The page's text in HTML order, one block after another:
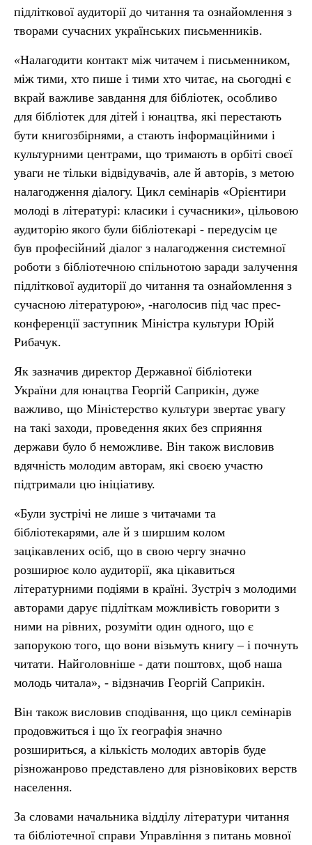
підліткової аудиторії до читання та ознайомлення з
творами сучасних українських письменників.
«Налагодити контакт між читачем і письменником,
між тими, хто пише і тими хто читає, на сьогодні є
вкрай важливе завдання для бібліотек, особливо
для бібліотек для дітей і юнацтва, які перестають
бути книгозбірнями, а стають інформаційними і
культурними центрами, що тримають в орбіті своєї
уваги не тільки відвідувачів, але й авторів, з метою
налагодження діалогу. Цикл семінарів «Орієнтири
молоді в літературі: класики і сучасники», цільовою
аудиторію якого були бібліотекарі - передусім це
був професійний діалог з налагодження системної
роботи з бібліотечною спільнотою заради залучення
підліткової аудиторії до читання та ознайомлення з
сучасною літературою», -наголосив під час прес-
конференції заступник Міністра культури Юрій
Рибачук.
Як зазначив директор Державної бібліотеки
України для юнацтва Георгій Саприкін, дуже
важливо, що Міністерство культури звертає увагу
на такі заходи, проведення яких без сприяння
держави було б неможливе. Він також висловив
вдячність молодим авторам, які своєю участю
підтримали цю ініціативу.
«Були зустрічі не лише з читачами та
бібліотекарями, але й з ширшим колом
зацікавлених осіб, що в свою чергу значно
розширює коло аудиторії, яка цікавиться
літературними подіями в країні. Зустріч з молодими
авторами дарує підліткам можливість говорити з
ними на рівних, розуміти один одного, що є
запорукою того, що вони візьмуть книгу – і почнуть
читати. Найголовніше - дати поштовх, щоб наша
молодь читала», - відзначив Георгій Саприкін.
Він також висловив сподівання, що цикл семінарів
продовжиться і що їх географія значно
розшириться, а кількість молодих авторів буде
різножанрово представлено для різновікових верств
населення.
За словами начальника відділу літератури читання
та бібліотечної справи Управління з питань мовної